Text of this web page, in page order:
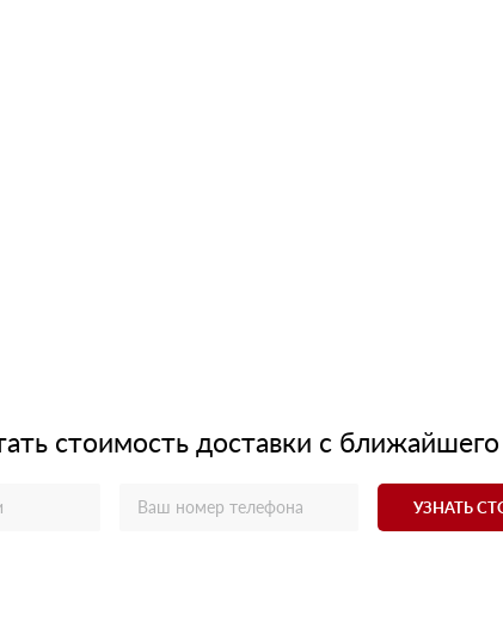
стоимость доставки с
УЗНАТЬ